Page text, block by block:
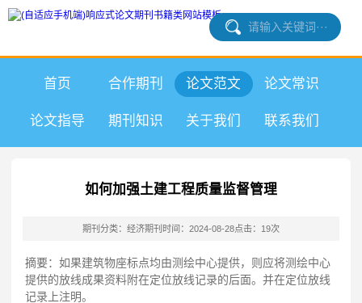
首页 合作期刊 论文范文 论文常识
论文指导 期刊知识 关于我们 联系我们
如何加强土建工程质量监督管理
期刊分类：经济期刊 时间：2024-08-28点击：19次
摘要：如果建筑物座标点均由测绘中心提供，则应将测绘中心
提供的放线成果资料附在定位放线记录的后面。并在定位放线
记录上注明。